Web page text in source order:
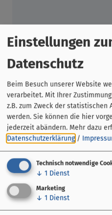
Fahrradhandel
Löwenbrücke
Äußere Löwenstraße 1a
96052 Bamberg
Streckenführung
Einstellungen
Datenschutz
Beim Besuch unserer Website
verarbeitet. Mit Ihrer
z.B. zum Zweck der statistischen
werden. Sie können die hier
jederzeit abändern. Mehr dazu
Datenschutzerklärung /
Technisch notwendige
↓ 1 Dienst
Marketing
↓ 1 Dienst